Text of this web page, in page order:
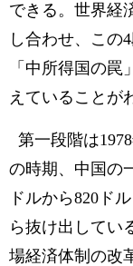
できる。世界経
し合わせ、この
「中所得国の
えていることが
第一段階は
の時期、中国の
ドルから820ド
ら抜け出してい
場経済体制の改